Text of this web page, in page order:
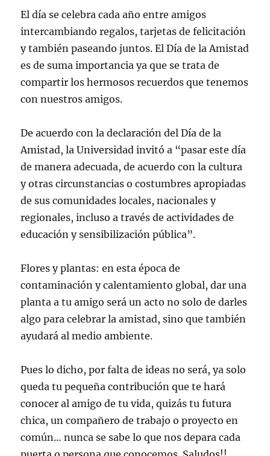
El día se celebra cada año entre amigos
intercambiando regalos, tarjetas de felicitación
y también paseando juntos. El Día de la Amistad
es de suma importancia ya que se trata de
compartir los hermosos recuerdos que tenemos
con nuestros amigos.
De acuerdo con la declaración del Día de la
Amistad, la Universidad invitó a “pasar este día
de manera adecuada, de acuerdo con la cultura
y otras circunstancias o costumbres apropiadas
de sus comunidades locales, nacionales y
regionales, incluso a través de actividades de
educación y sensibilización pública”.
Flores y plantas: en esta época de
contaminación y calentamiento global, dar una
planta a tu amigo será un acto no solo de darles
algo para celebrar la amistad, sino que también
ayudará al medio ambiente.
Pues lo dicho, por falta de ideas no será, ya solo
queda tu pequeña contribución que te hará
conocer al amigo de tu vida, quizás tu futura
chica, un compañero de trabajo o proyecto en
común… nunca se sabe lo que nos depara cada